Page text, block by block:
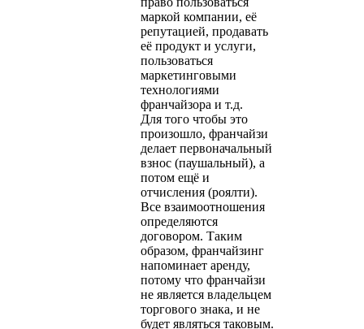
маркой компании, её
репутацией, продавать
её продукт и услуги,
пользоваться
маркетинговыми
технологиями
франчайзора и т.д.
Для того чтобы это
произошло, франчайзи
делает первоначальный
взнос (паушальный), а
потом ещё и
отчисления (роялти).
Все взаимоотношения
определяются
договором. Таким
образом, франчайзинг
напоминает аренду,
потому что франчайзи
не является владельцем
торгового знака, и не
будет являться таковым.